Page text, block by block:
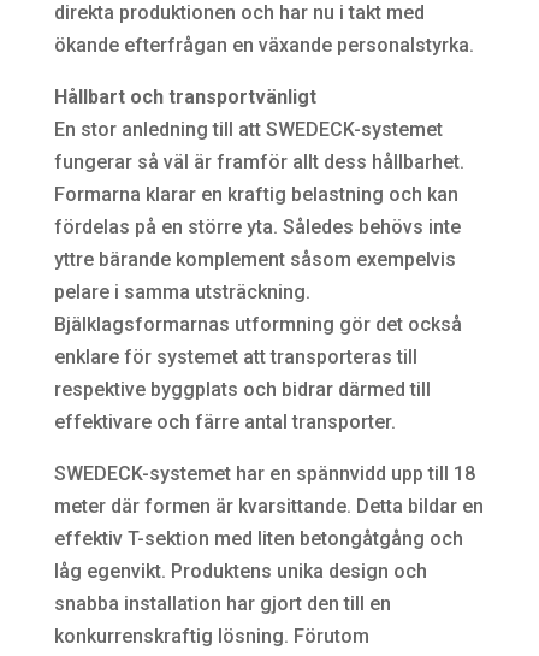
direkta produktionen och har nu i takt med
ökande efterfrågan en växande personalstyrka.
Hållbart och transportvänligt
En stor anledning till att SWEDECK-systemet
fungerar så väl är framför allt dess hållbarhet.
Formarna klarar en kraftig belastning och kan
fördelas på en större yta. Således behövs inte
yttre bärande komplement såsom exempelvis
pelare i samma utsträckning.
Bjälklagsformarnas utformning gör det också
enklare för systemet att transporteras till
respektive byggplats och bidrar därmed till
effektivare och färre antal transporter.
SWEDECK-systemet har en spännvidd upp till 18
meter där formen är kvarsittande. Detta bildar en
effektiv T-sektion med liten betongåtgång och
låg egenvikt. Produktens unika design och
snabba installation har gjort den till en
konkurrenskraftig lösning. Förutom